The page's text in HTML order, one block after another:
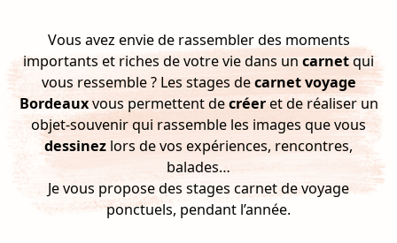
Vous avez envie de rassembler des moments
importants et riches de votre vie dans un carnetqui
vous ressemble ? Les stages decarnet voyage
Bordeauxvous permettent decréeret de réaliser un
objet-souvenir qui rassemble les images que vous
dessinez lors de vos expériences, rencontres,
balades…
Je vous propose des stages carnet de voyage
ponctuels, pendant l’année.